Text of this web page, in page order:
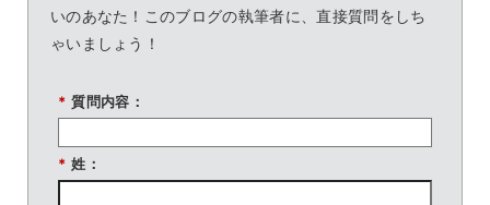
いのあなた！このブログの執筆者に、直接質問をしち
ゃいましょう！
* 質問内容：
* 姓：